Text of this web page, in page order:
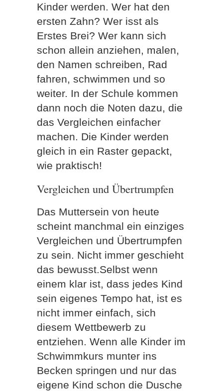
Kinder werden. Wer hat den
ersten Zahn? Wer isst als
Erstes Brei? Wer kann sich
schon allein anziehen, malen,
den Namen schreiben, Rad
fahren, schwimmen und so
weiter. In der Schule kommen
dann noch die Noten dazu, die
das Vergleichen einfacher
machen. Die Kinder werden
gleich in ein Raster gepackt,
wie praktisch!
Vergleichen und Übertrumpfen
Das Muttersein von heute
scheint manchmal ein einziges
Vergleichen und Übertrumpfen
zu sein. Nicht immer geschieht
das bewusst.Selbst wenn
einem klar ist, dass jedes Kind
sein eigenes Tempo hat, ist es
nicht immer einfach, sich
diesem Wettbewerb zu
entziehen. Wenn alle Kinder im
Schwimmkurs munter ins
Becken springen und nur das
eigene Kind schon die Dusche